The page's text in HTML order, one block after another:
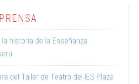
la historia de la Enseñanza
del Taller de Teatro del IES Plaza